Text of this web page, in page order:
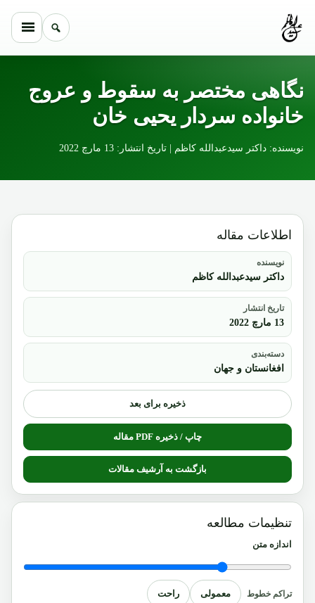
نگاهی مختصر به سقوط و عروج
خانواده سردار یحیی خان
نویسنده: داکتر سیدعبدالله کاظم | تاریخ انتشار: 13 مارچ 2022
اطلاعات مقاله
نویسنده
داکتر سیدعبدالله کاظم
تاریخ انتشار
13 مارچ 2022
دسته‌بندی
افغانستان و جهان
ذخیره برای بعد
چاپ / ذخیره PDF مقاله
بازگشت به آرشیف مقالات
تنظیمات مطالعه
اندازه متن
تراکم خطوط معمولی راحت